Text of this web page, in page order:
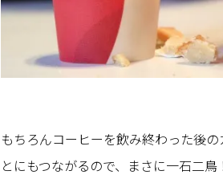
もちろんコーヒーを飲み終わった後
とにもつながるので、まさに一石二鳥